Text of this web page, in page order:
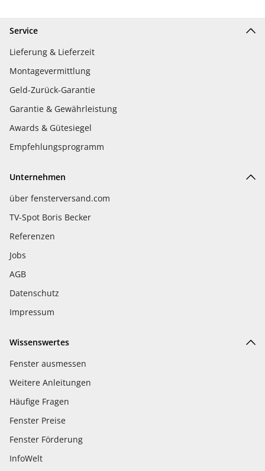
Service
Lieferung & Lieferzeit
Montagevermittlung
Geld-Zurück-Garantie
Garantie & Gewährleistung
Awards & Gütesiegel
Empfehlungsprogramm
Unternehmen
über fensterversand.com
TV-Spot Boris Becker
Referenzen
Jobs
AGB
Datenschutz
Impressum
Wissenswertes
Fenster ausmessen
Weitere Anleitungen
Häufige Fragen
Fenster Preise
Fenster Förderung
InfoWelt